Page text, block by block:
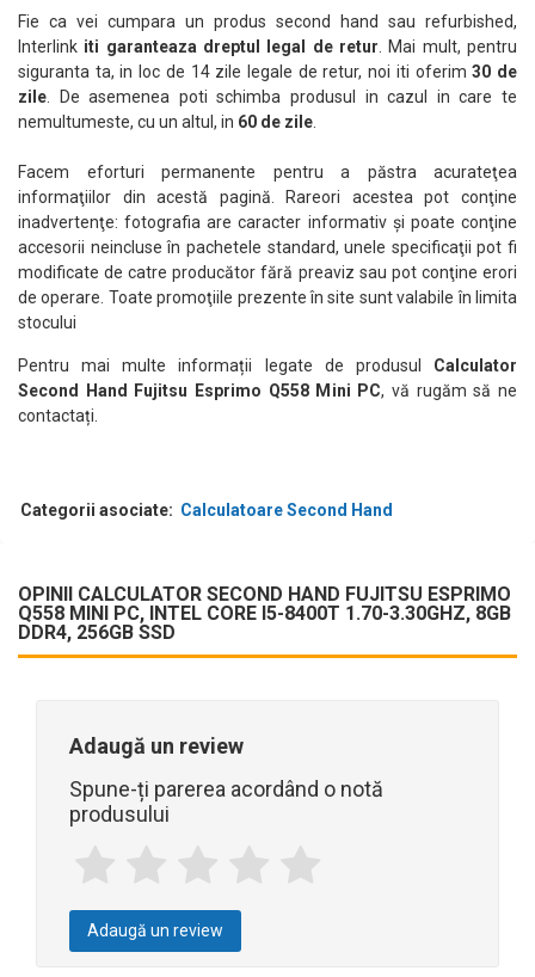
Fie ca vei cumpara un produs second hand sau refurbished,
Interlink iti garanteaza dreptul legal de retur . Mai mult, pentru
siguranta ta, in loc de 14 zile legale de retur, noi iti oferim30 de
zile . De asemenea poti schimba produsul in cazul in care te
nemultumeste, cu un altul, in 60 de zile
Facem eforturi permanente pentru a păstra acurateţea
informaţiilor din acestă pagină. Rareori acestea pot conţine
inadvertenţe: fotografia are caracter informativ şi poate conţine
accesorii neincluse în pachetele standard, unele specificaţii pot fi
modificate de catre producător fără preaviz sau pot conţine erori
de operare. Toate promoţiile prezente în site sunt valabile în limita
stocului
Pentru mai multe informații legate de produsul Calculator
Second Hand Fujitsu Esprimo Q558 Mini PC, vă rugăm să ne
contactați.
Categorii asociate: Calculatoare Second Hand
OPINII CALCULATOR SECOND HAND FUJITSU ESPRIMO
Q558 MINI PC, INTEL CORE I5-8400T 1.70-3.30GHZ, 8GB
DDR4, 256GB SSD
Adaugă un review
Spune-ți parerea acordând o notă
produsului
Adaugă un review